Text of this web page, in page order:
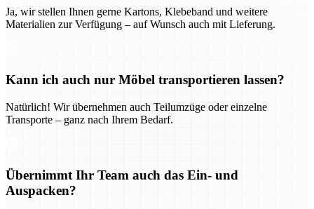
Ja, wir stellen Ihnen gerne Kartons, Klebeband und weitere
Materialien zur Verfügung – auf Wunsch auch mit Lieferung.
Kann ich auch nur Möbel transportieren lassen?
Natürlich! Wir übernehmen auch Teilumzüge oder einzelne
Transporte – ganz nach Ihrem Bedarf.
Übernimmt Ihr Team auch das Ein- und
Auspacken?